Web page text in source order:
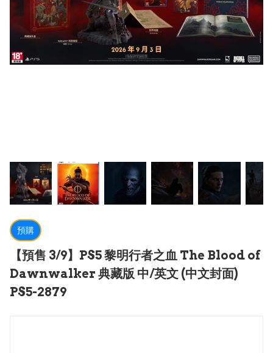
預購
【預售 3/9】PS5 黎明行者之血 The Blood of
Dawnwalker 典藏版 中/英文 (中文封面)
PS5-2879